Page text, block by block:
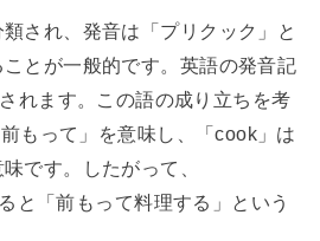
され、発音は「プリクック」と
とが一般的です。英語の発音記
れます。この語の成り立ちを考
もって」を意味し、「cook」は
です。したがって、
と「前もって料理する」という